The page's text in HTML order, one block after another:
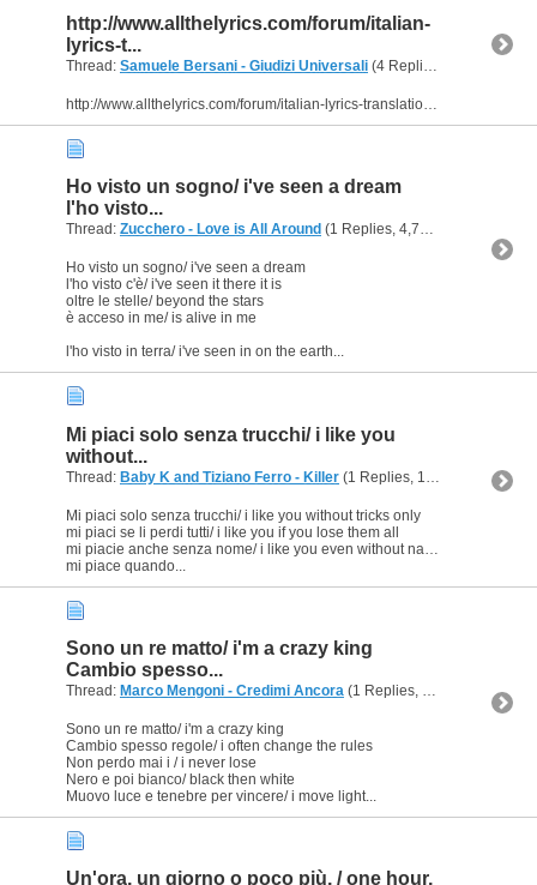
http://www.allthelyrics.com/forum/italian-
lyrics-t...
Thread: Samuele Bersani - Giudizi Universali (4 Replies, 10,700 Views) by
http://www.allthelyrics.com/forum/italian-lyrics-translation/105859-guidizi-universali-by-samule-bersanni.html
Ho visto un sogno/ i've seen a dream
l'ho visto...
Thread: Zucchero - Love is All Around (1 Replies, 4,722 Views) by
Ho visto un sogno/ i've seen a dream
l'ho visto c'è/ i've seen it there it is
oltre le stelle/ beyond the stars
è acceso in me/ is alive in me
l'ho visto in terra/ i've seen in on the earth...
Mi piaci solo senza trucchi/ i like you
without...
Thread: Baby K and Tiziano Ferro - Killer (1 Replies, 10,614 Views) by
Mi piaci solo senza trucchi/ i like you without tricks only
mi piaci se li perdi tutti/ i like you if you lose them all
mi piacie anche senza nome/ i like you even without name
mi piace quando...
Sono un re matto/ i'm a crazy king
Cambio spesso...
Thread: Marco Mengoni - Credimi Ancora (1 Replies, 4,461 Views) by
Sono un re matto/ i'm a crazy king
Cambio spesso regole/ i often change the rules
Non perdo mai i / i never lose
Nero e poi bianco/ black then white
Muovo luce e tenebre per vincere/ i move light...
Un'ora, un giorno o poco più, / one hour,